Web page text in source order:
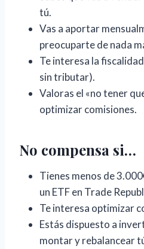
tú.
Vas a aportar
preocuparte de nada
Te interesa la
sin tributar).
Valoras el «no tener
optimizar comisiones.
No compensa si…
Tienes menos de
un ETF en Trade
Te interesa optimizar
Estás dispuesto a
montar y rebalancear